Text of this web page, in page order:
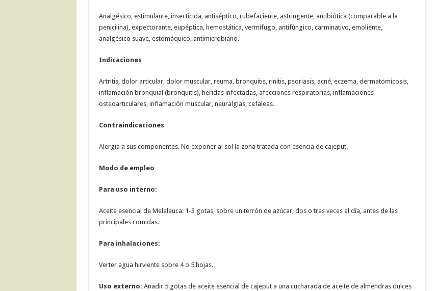
Analgésico, estimulante, insecticida, antiséptico, rubefaciente, astringente, antibiótica (comparable a la
penicilina), expectorante, eupéptica, hemostática, vermífugo, antifúngico, carminativo, emoliente,
analgésico suave, estomáquico, antimicrobiano.
Indicaciones
Artritis, dolor articular, dolor muscular, reuma, bronquitis, rinitis, psoriasis, acné, eczema, dermatomicosis,
inflamación bronquial (bronquitis), heridas infectadas, afecciones respiratorias, inflamaciones
osteoarticulares, inflamación muscular, neuralgias, cefaleas.
Contraindicaciones
Alergia a sus componentes. No exponer al sol la zona tratada con esencia de cajeput.
Modo de empleo
Para uso interno:
Aceite esencial de Melaleuca: 1-3 gotas, sobre un terrón de azúcar, dos o tres veces al día, antes de las
principales comidas.
Para inhalaciones:
Verter agua hirviente sobre 4 o 5 hojas.
Uso externo: Añadir 5 gotas de aceite esencial de cajeput a una cucharada de aceite de almendras dulces